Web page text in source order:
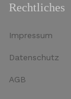
Rechtliches
Impressum
Datenschutz
AGB